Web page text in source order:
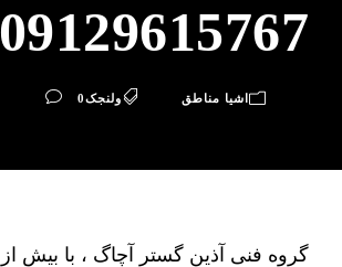
09129615767
اشیا مناطق ولنجک0